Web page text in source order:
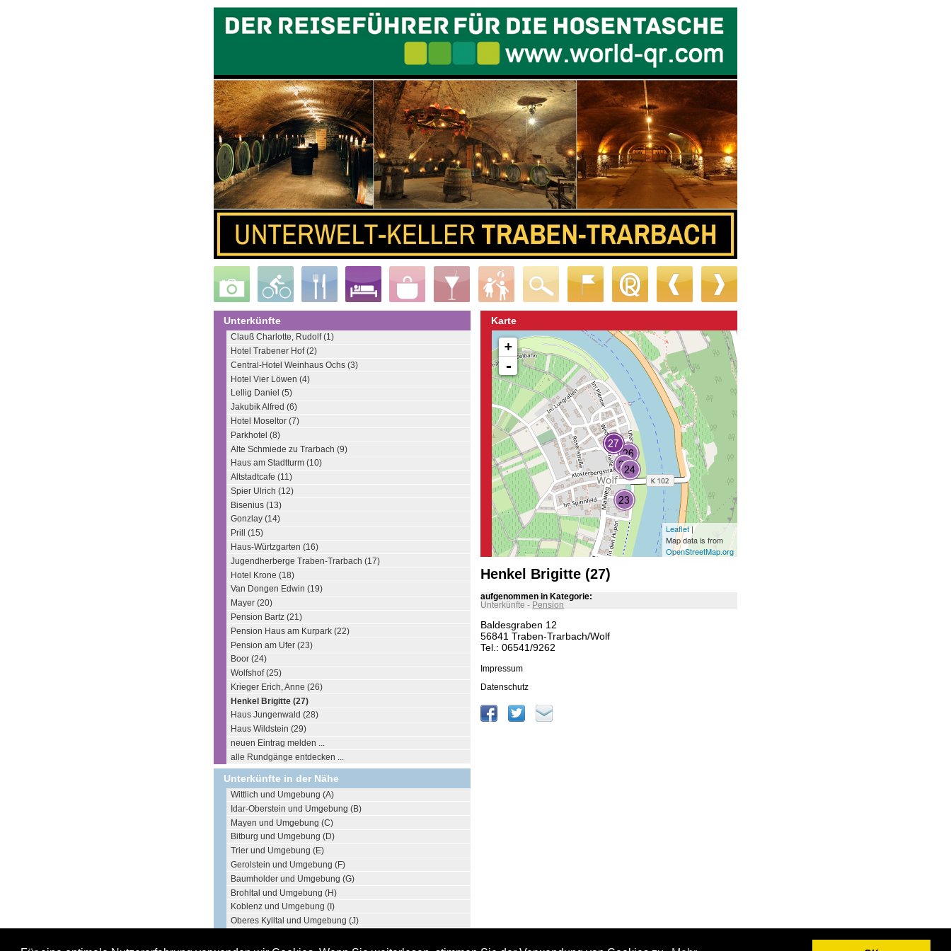
Unterkünfte
Clauß Charlotte, Rudolf (1)
Hotel Trabener Hof (2)
Central-Hotel Weinhaus Ochs (3)
Hotel Vier Löwen (4)
Lellig Daniel (5)
Jakubik Alfred (6)
Hotel Moseltor (7)
Parkhotel (8)
Alte Schmiede zu Trarbach (9)
Haus am Stadtturm (10)
Altstadtcafe (11)
Spier Ulrich (12)
Bisenius (13)
Gonzlay (14)
Prill (15)
Haus-Würtzgarten (16)
Jugendherberge Traben-Trarbach (17)
Hotel Krone (18)
Van Dongen Edwin (19)
Mayer (20)
Pension Bartz (21)
Pension Haus am Kurpark (22)
Pension am Ufer (23)
Boor (24)
Wolfshof (25)
Krieger Erich, Anne (26)
Henkel Brigitte (27)
Haus Jungenwald (28)
Haus Wildstein (29)
neuen Eintrag melden ...
alle Rundgänge entdecken ...
Unterkünfte in der Nähe
Wittlich und Umgebung (A)
Idar-Oberstein und Umgebung (B)
Mayen und Umgebung (C)
Bitburg und Umgebung (D)
Trier und Umgebung (E)
Gerolstein und Umgebung (F)
Baumholder und Umgebung (G)
Brohltal und Umgebung (H)
Koblenz und Umgebung (I)
Oberes Kylltal und Umgebung (J)
Sankt Wendel und Umgebung (L)
Karte
+
-
Leaflet|
Map data is from
OpenStreetMap.org
Henkel Brigitte (27)
aufgenommen in Kategorie:
Unterkünfte - Pension
Baldesgraben 12
56841 Traben-Trarbach/Wolf
Tel.: 06541/9262
Impressum
Datenschutz